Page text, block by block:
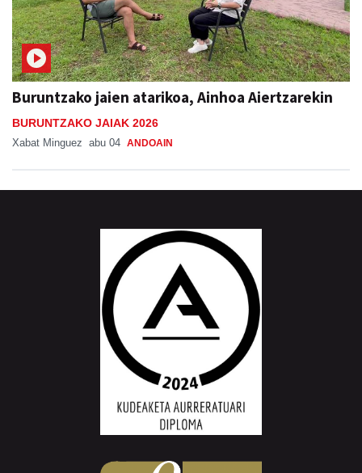
Buruntzako jaien atarikoa, Ainhoa Aiertzarekin
BURUNTZAKO JAIAK 2026
Xabat Minguez abu 04 ANDOAIN